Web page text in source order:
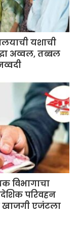
यशाची
अव्वल, तब्बल
विभागाचा
परिवहन
खाजगी एजंटला